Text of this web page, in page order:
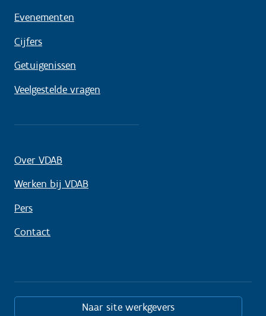
Evenementen
Cijfers
Getuigenissen
Veelgestelde vragen
Over VDAB
Werken bij VDAB
Pers
Contact
Naar site werkgevers